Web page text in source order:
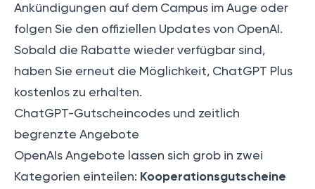
Ankündigungen auf dem Campus im Auge oder
folgen Sie den offiziellen Updates von OpenAI.
Sobald die Rabatte wieder verfügbar sind,
haben Sie erneut die Möglichkeit, ChatGPT Plus
kostenlos zu erhalten.
ChatGPT-Gutscheincodes und zeitlich
begrenzte Angebote
OpenAIs Angebote lassen sich grob in zwei
Kategorien einteilen: Kooperationsgutscheine